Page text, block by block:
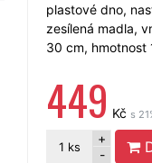
plastové dno,
zesílená madla,
30 cm, hmotnost
449 Kč s
1 ks
+
-